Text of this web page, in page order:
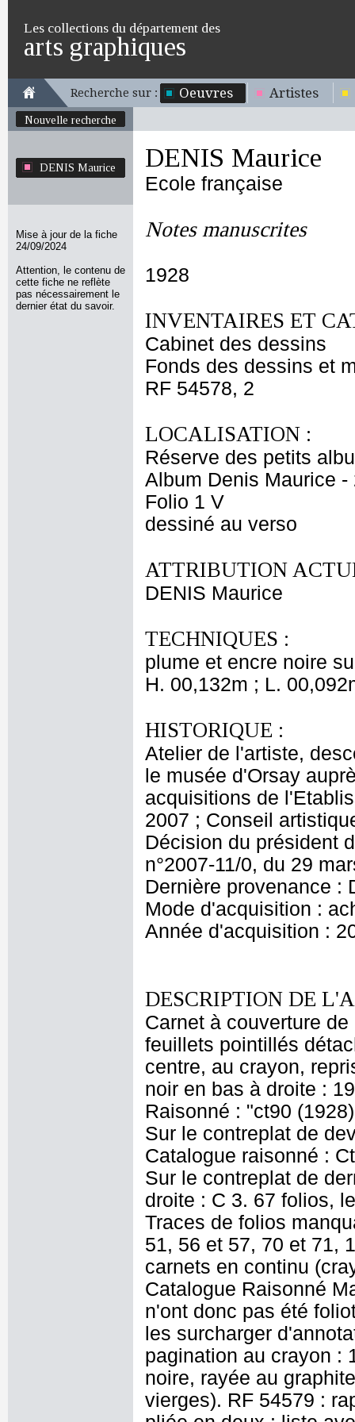
Les collections du département des
arts graphiques
Recherche sur : Oeuvres Artistes
Nouvelle recherche
DENIS Maurice
Mise à jour de la fiche
24/09/2024
Attention, le contenu de
cette fiche ne reflète
pas nécessairement le
dernier état du savoir.
DENIS Maurice
Ecole française
Notes manuscrites
1928
INVENTAIRES ET
Cabinet des dessins
Fonds des dessins et
RF 54578, 2
LOCALISATION :
Réserve des petits
Album Denis Maurice -
Folio 1 V
dessiné au verso
ATTRIBUTION
DENIS Maurice
TECHNIQUES :
plume et encre noire
H. 00,132m ; L.
HISTORIQUE :
Atelier de l'artiste,
le musée d'Orsay
acquisitions de
2007 ; Conseil
Décision du président
n°2007-11/0, du 29
Dernière provenance :
Mode d'acquisition :
Année d'acquisition :
DESCRIPTION DE
Carnet à couverture
feuillets pointillés
centre, au crayon,
noir en bas à droite :
Raisonné : "ct90
Sur le contreplat de
Catalogue raisonné :
Sur le contreplat de
droite : C 3. 67 folios,
Traces de folios
51, 56 et 57, 70 et 71,
carnets en continu
Catalogue Raisonné
n'ont donc pas été
les surcharger
pagination au crayon :
noire, rayée au
vierges). RF 54579 :